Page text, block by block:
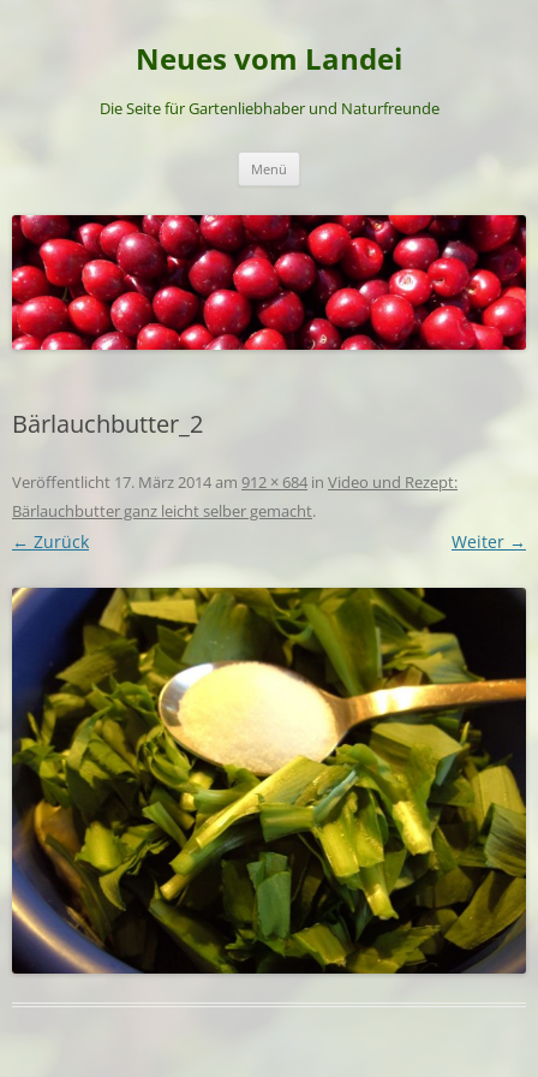
Neues vom Landei
Die Seite für Gartenliebhaber und Naturfreunde
Menü
Bärlauchbutter_2
Veröffentlicht 17. März 2014am 912 × 684 in Video und Rezept:
Bärlauchbutter ganz leicht selber gemacht.
← Zurück Weiter →